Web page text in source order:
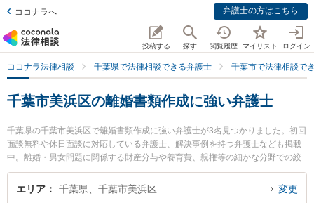
ココナラへ 弁護士の方はこちら
投稿する 探す 閲覧履歴 マイリスト ログイン
ココナラ法律相談 千葉県で法律相談できる弁護士 千葉市で法律相談で
千葉市美浜区の離婚書類作成に強い弁護士
千葉県の千葉市美浜区で離婚書類作成に強い弁護士が3名見つかりました。初回
面談無料や休日面談に対応している弁護士、解決事例を持つ弁護士なども掲載
中。離婚・男女問題に関係する財産分与や養育費、親権等の細かな分野での絞
り込み検索もでき便利です。特にあらた国際法律事務所の沼倉 悠弁護士や弁護
士法人心 海浜幕張法律事務所の羽藤 英彰弁護士、海浜幕張法律事務所の猿木
エリア 千葉県、千葉市美浜区 変更